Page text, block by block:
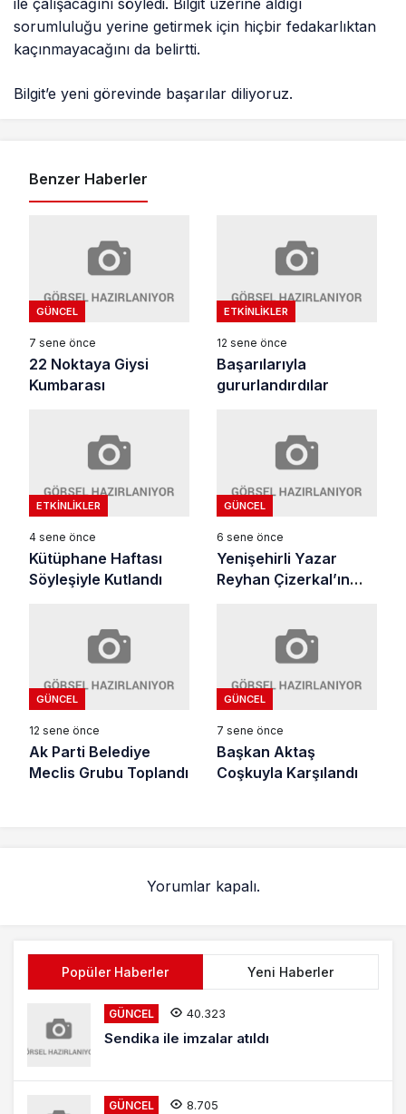
ile çalışacağını söyledi. Bilgit üzerine aldığı
sorumluluğu yerine getirmek için hiçbir fedakarlıktan
kaçınmayacağını da belirtti.
Bilgit’e yeni görevinde başarılar diliyoruz.
Benzer Haberler
GÜNCEL
7 sene önce
22 Noktaya Giysi
Kumbarası
ETKINLIKLER
12 sene önce
Başarılarıyla
gururlandırdılar
ETKINLIKLER
4 sene önce
Kütüphane Haftası
Söyleşiyle Kutlandı
GÜNCEL
6 sene önce
Yenişehirli Yazar
Reyhan Çizerkal’ın
GÜNCEL
12 sene önce
Ak Parti Belediye
Meclis Grubu Toplandı
GÜNCEL
7 sene önce
Başkan Aktaş
Coşkuyla Karşılandı
Yorumlar kapalı.
Popüler Haberler Yeni Haberler
GÜNCEL 40.323
Sendika ile imzalar atıldı
GÜNCEL 8.705